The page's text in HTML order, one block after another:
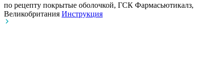
по рецепту покрытые оболочкой, ГСК Фармасьютикалз,
Великобритания Инструкция